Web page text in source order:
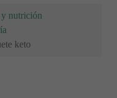
nutrición
keto